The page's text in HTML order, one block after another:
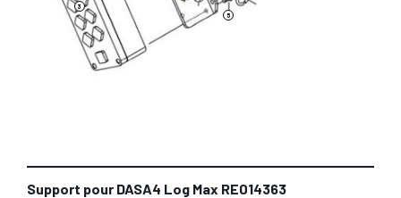
5
3
Support pour DASA4 Log Max RE014363